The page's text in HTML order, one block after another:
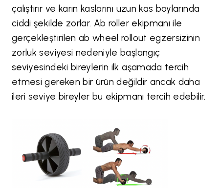
çalıştırır ve karın kaslarını uzun kas boylarında
ciddi şekilde zorlar. Ab roller ekipmanı ile
gerçekleştirilen ab wheel rollout egzersizinin
zorluk seviyesi nedeniyle başlangıç
seviyesindeki bireylerin ilk aşamada tercih
etmesi gereken bir ürün değildir ancak daha
ileri seviye bireyler bu ekipmanı tercih edebilir.